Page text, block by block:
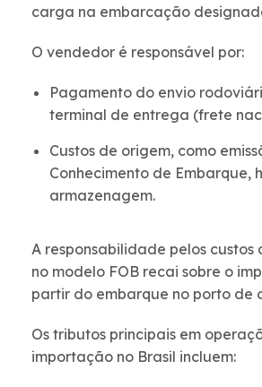
carga na embarcação
O vendedor é responsável por:
Pagamento do envio
terminal de entrega (frete
Custos de origem, como
Conhecimento de Embarque,
armazenagem.
A responsabilidade pelos custos
no modelo FOB recai sobre o
partir do embarque no porto de
Os tributos principais em
importação no Brasil incluem: